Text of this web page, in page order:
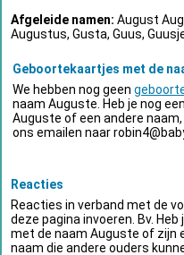
Afgeleide namen: August
Augustus, Gusta, Guus,
Geboortekaartjes met de
We hebben nog geen
naam Auguste. Heb je nog
Auguste of een andere
ons emailen naar
Reacties
Reacties in verband met de
deze pagina invoeren. Bv.
met de naam Auguste of zijn
naam die andere ouders